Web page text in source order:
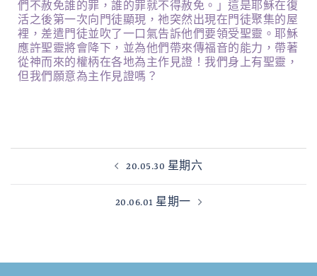
們不赦免誰的罪，誰的罪就不得赦免。」這是耶穌在復
活之後第一次向門徒顯現，祂突然出現在門徒聚集的屋
裡，差遣門徒並吹了一口氣告訴他們要領受聖靈。耶穌
應許聖靈將會降下，並為他們帶來傳福音的能力，帶著
從神而來的權柄在各地為主作見證！我們身上有聖靈，
但我們願意為主作見證嗎？
20.05.30 星期六
20.06.01 星期一